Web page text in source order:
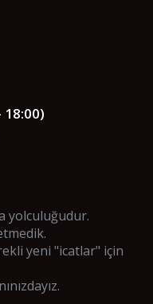
18:00)
yolculuğudur.
yeni "icatlar" için